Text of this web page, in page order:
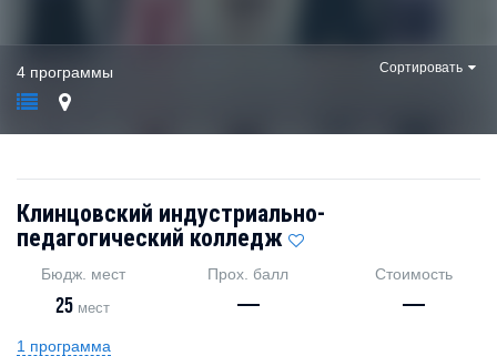
4 программы Сортировать
Клинцовский индустриально-
педагогический колледж
Бюдж. мест
25 мест
Прох. балл
—
Стоимость
—
1 программа